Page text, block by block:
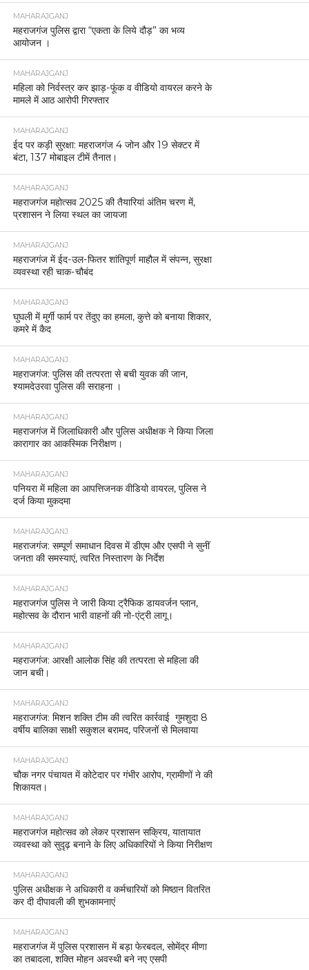
MAHARAJGANJ
महराजगंज पुलिस द्वारा “एकता के लिये दौड़” का भव्य
आयोजन ।
MAHARAJGANJ
महिला को निर्वस्त्र कर झाड़-फूंक व वीडियो वायरल करने के
मामले में आठ आरोपी गिरफ्तार
MAHARAJGANJ
ईद पर कड़ी सुरक्षा: महराजगंज 4 जोन और 19 सेक्टर में
बंटा, 137 मोबाइल टीमें तैनात।
MAHARAJGANJ
महराजगंज महोत्सव 2025 की तैयारियां अंतिम चरण में,
प्रशासन ने लिया स्थल का जायजा
MAHARAJGANJ
महराजगंज में ईद-उल-फितर शांतिपूर्ण माहौल में संपन्न, सुरक्षा
व्यवस्था रही चाक-चौबंद
MAHARAJGANJ
घुघली में मुर्गी फार्म पर तेंदुए का हमला, कुत्ते को बनाया शिकार,
कमरे में कैद
MAHARAJGANJ
महराजगंज: पुलिस की तत्परता से बची युवक की जान,
श्यामदेउरवा पुलिस की सराहना ।
MAHARAJGANJ
महराजगंज में जिलाधिकारी और पुलिस अधीक्षक ने किया जिला
कारागार का आकस्मिक निरीक्षण।
MAHARAJGANJ
पनियरा में महिला का आपत्तिजनक वीडियो वायरल, पुलिस ने
दर्ज किया मुकदमा
MAHARAJGANJ
महराजगंज: सम्पूर्ण समाधान दिवस में डीएम और एसपी ने सुनीं
जनता की समस्याएं, त्वरित निस्तारण के निर्देश
MAHARAJGANJ
महराजगंज पुलिस ने जारी किया ट्रैफिक डायवर्जन प्लान,
महोत्सव के दौरान भारी वाहनों की नो-एंट्री लागू।
MAHARAJGANJ
महराजगंज: आरक्षी आलोक सिंह की तत्परता से महिला की
जान बची।
MAHARAJGANJ
महराजगंज: मिशन शक्ति टीम की त्वरित कार्रवाई गुमशुदा 8
वर्षीय बालिका साक्षी सकुशल बरामद, परिजनों से मिलवाया
MAHARAJGANJ
चौक नगर पंचायत में कोटेदार पर गंभीर आरोप, ग्रामीणों ने की
शिकायत।
MAHARAJGANJ
महराजगंज महोत्सव को लेकर प्रशासन सक्रिय, यातायात
व्यवस्था को सुदृढ़ बनाने के लिए अधिकारियों ने किया निरीक्षण
MAHARAJGANJ
पुलिस अधीक्षक ने अधिकारी व कर्मचारियों को मिष्ठान वितरित
कर दी दीपावली की शुभकामनाएं
MAHARAJGANJ
महराजगंज में पुलिस प्रशासन में बड़ा फेरबदल, सोमेंद्र मीणा
का तबादला, शक्ति मोहन अवस्थी बने नए एसपी